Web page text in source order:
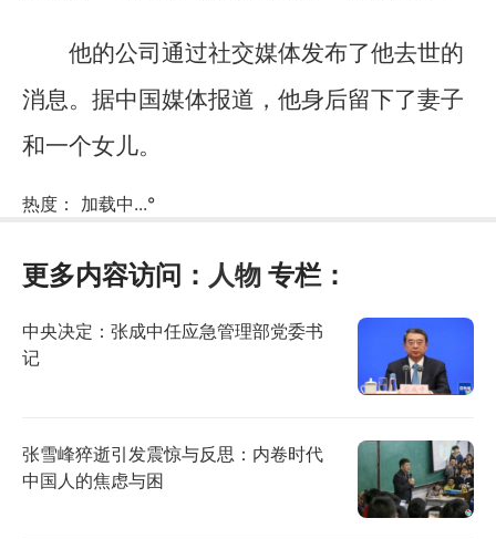
他的公司通过社交媒体发布了他去世的
消息。据中国媒体报道，他身后留下了妻子
和一个女儿。
热度： 加载中...°
更多内容访问： 人物 专栏：
中央决定：张成中任应急管理部党委书
记
张雪峰猝逝引发震惊与反思：内卷时代
中国人的焦虑与困